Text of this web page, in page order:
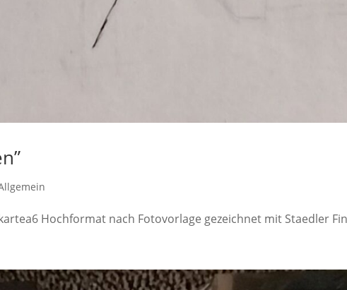
Hochformat nach Fotovorlage gezeichnet mit Staedler